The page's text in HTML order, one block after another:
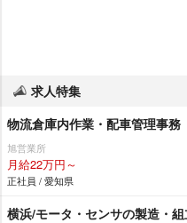
求人特集
物流倉庫内作業・配車管理事務
旭営業所
月給22万円～
正社員 / 愛知県
横浜/モータ・センサの製造・